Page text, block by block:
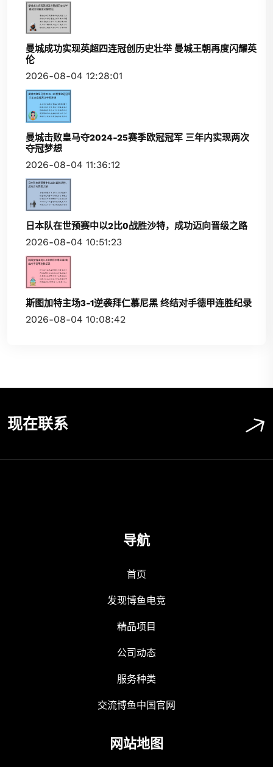
曼城成功实现英超四连冠创历史壮举 曼城王朝再度闪耀英
伦
2026-08-04 12:28:01
曼城击败皇马夺2024-25赛季欧冠冠军 三年内实现两次
夺冠梦想
2026-08-04 11:36:12
日本队在世预赛中以2比0战胜沙特，成功迈向晋级之路
2026-08-04 10:51:23
斯图加特主场3-1逆袭拜仁慕尼黑 终结对手德甲连胜纪录
2026-08-04 10:08:42
现在联系
导航
首页
发现博鱼电竞
精品项目
公司动态
服务种类
交流博鱼中国官网
网站地图